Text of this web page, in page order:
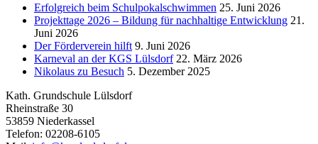
Erfolgreich beim Schulpokalschwimmen 25. Juni 2026
Projekttage 2026 – Bildung für nachhaltige Entwicklung 21.
Juni 2026
Der Förderverein hilft 9. Juni 2026
Karneval an der KGS Lülsdorf 22. März 2026
Nikolaus zu Besuch 5. Dezember 2025
Kath. Grundschule Lülsdorf
Rheinstraße 30
53859 Niederkassel
Telefon: 02208-6105